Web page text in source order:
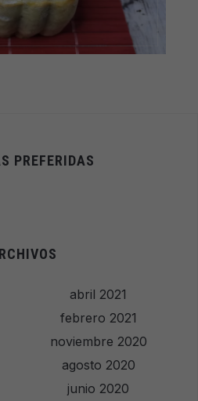
PREFERIDAS
abril 2021
febrero 2021
noviembre 2020
agosto 2020
junio 2020